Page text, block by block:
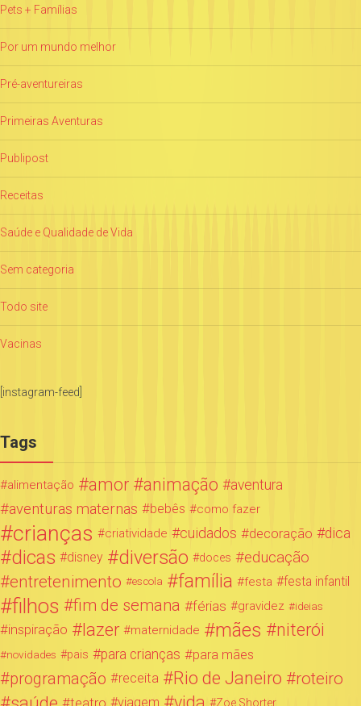
Pets + Famílias
Por um mundo melhor
Pré-aventureiras
Primeiras Aventuras
Publipost
Receitas
Saúde e Qualidade de Vida
Sem categoria
Todo site
Vacinas
[instagram-feed]
Tags
alimentação amor animação aventura
aventuras maternas bebês como fazer
crianças criatividade cuidados decoração dica
dicas disney diversão doces educação
entretenimento escola família festa festa infantil
filhos fim de semana férias gravidez ideias
inspiração lazer maternidade mães niterói
novidades pais para crianças para mães
programação receita Rio de Janeiro roteiro
teatro viagem Zoe Shorter